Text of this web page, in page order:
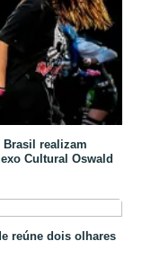
Brasil realizam
Cultural Oswald
reúne dois olhares